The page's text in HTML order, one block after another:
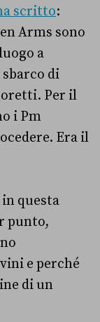
scritto:
Arms sono
a
di
Per il
i Pm
Era il
in questa
punto,
e perché
di un